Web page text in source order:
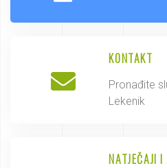
KONTAKT
Pronađite
Lekenik
NATJEČAJI